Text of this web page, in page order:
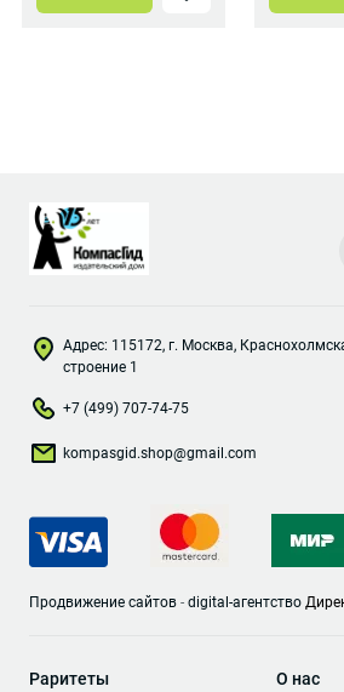
Раритеты О нас
Адрес: 115172, г. Москва,
строение 1
+7 (499) 707-74-75
kompasgid.shop@gmail.com
Продвижение сайтов - digital-агентство